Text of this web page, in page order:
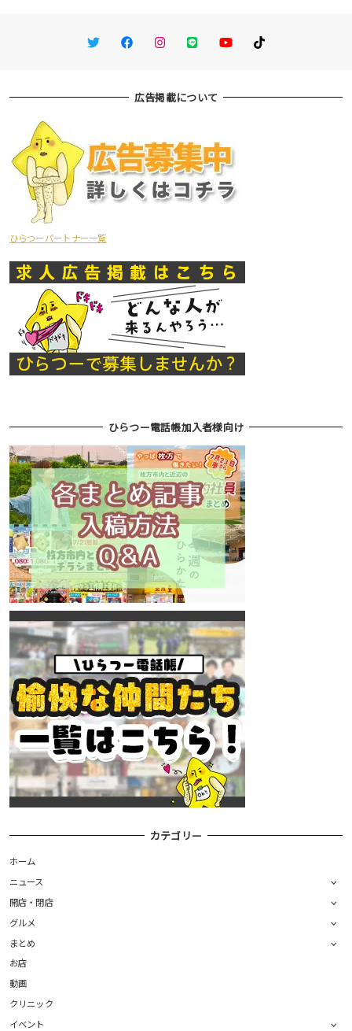
TwitterFacebookInstagram
LINE You TubeTikTok
広告掲載について
ひらつーパートナー一覧
ひらつー電話帳加入者様向け
カテゴリー
ホーム
ニュース
開店・閉店
グルメ
まとめ
お店
動画
クリニック
イベント